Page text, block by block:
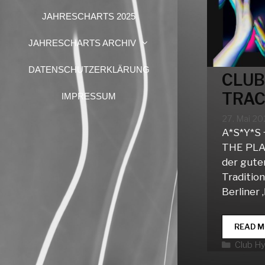
JAHRESCHARTS 2025
JAHRESCHARTS ARCHIV
DATENSCHUTZERKLÄRUNG
IMPRESSUM
A*S*Y*S
THE
der
Berliner
READ
Club